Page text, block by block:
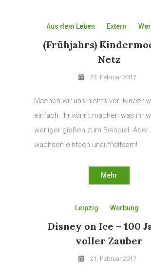
Aus dem Leben Extern
(Frühjahrs)
Netz
23. Februar 2017
Machen wir uns nichts vor. Kinder
einfach. Ihr könnt machen was ihr
weniger gießen zum Beispiel. Aber
wachsen einfach unaufhaltsam!
Mehr
Leipzig Werbung
Disney on Ice – 100
voller Zauber
21. Februar 2017